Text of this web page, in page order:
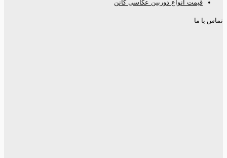
قیمت انواع دوربین عکاسی کانن
تماس با ما